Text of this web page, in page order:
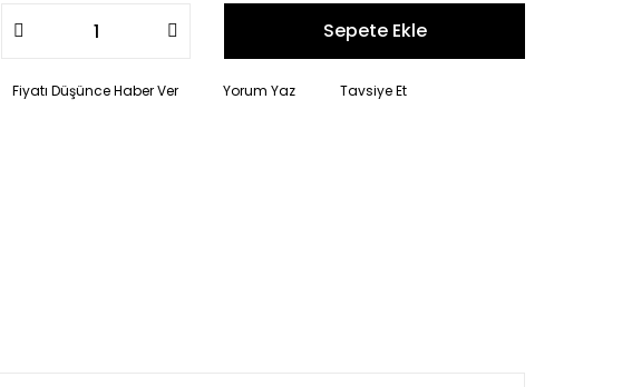
Sepete Ekle
Fiyatı Düşünce Haber Ver Yorum Yaz Tavsiye Et